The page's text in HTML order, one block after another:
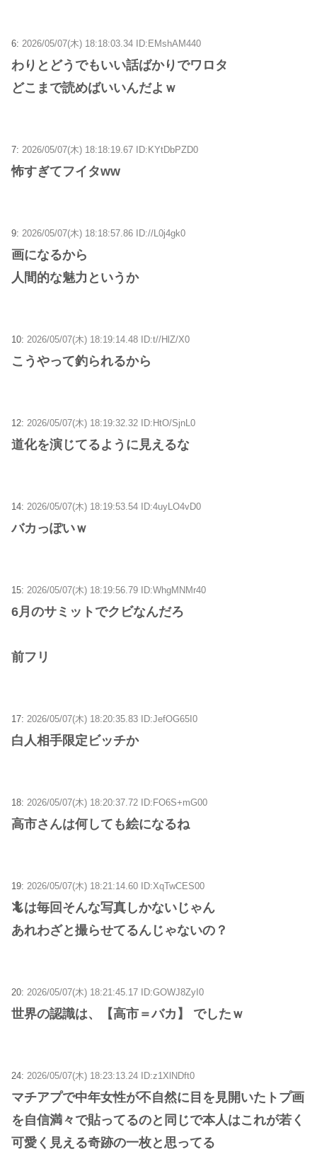
6: 2026/05/07(木) 18:18:03.34 ID:EMshAM440
わりとどうでもいい話ばかりでワロタ
どこまで読めばいいんだよｗ
7: 2026/05/07(木) 18:18:19.67 ID:KYtDbPZD0
怖すぎてフイタww
9: 2026/05/07(木) 18:18:57.86 ID://L0j4gk0
画になるから
人間的な魅力というか
10: 2026/05/07(木) 18:19:14.48 ID:t//HlZ/X0
こうやって釣られるから
12: 2026/05/07(木) 18:19:32.32 ID:HtO/SjnL0
道化を演じてるように見えるな
14: 2026/05/07(木) 18:19:53.54 ID:4uyLO4vD0
バカっぽいｗ
15: 2026/05/07(木) 18:19:56.79 ID:WhgMNMr40
6月のサミットでクビなんだろ
前フリ
17: 2026/05/07(木) 18:20:35.83 ID:JefOG65I0
白人相手限定ビッチか
18: 2026/05/07(木) 18:20:37.72 ID:FO6S+mG00
高市さんは何しても絵になるね
19: 2026/05/07(木) 18:21:14.60 ID:XqTwCES00
🦎は毎回そんな写真しかないじゃん
あれわざと撮らせてるんじゃないの？
20: 2026/05/07(木) 18:21:45.17 ID:GOWJ8ZyI0
世界の認識は、【高市＝バカ】 でしたｗ
24: 2026/05/07(木) 18:23:13.24 ID:z1XlNDft0
マチアプで中年女性が不自然に目を見開いたトプ画
を自信満々で貼ってるのと同じで本人はこれが若く
可愛く見える奇跡の一枚と思ってる